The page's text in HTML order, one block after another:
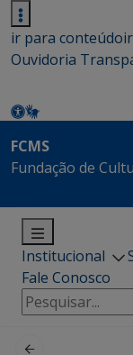
ir para conteúdo
Ouvidoria
FCMS
Fundação de
Institucional
Fale Conosco
Pesquisar
por: